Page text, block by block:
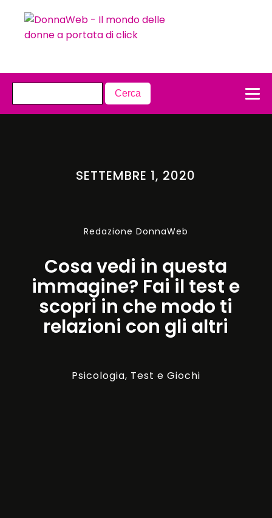
SETTEMBRE 1, 2020
Redazione DonnaWeb
Cosa vedi in questa
immagine? Fai il test e
scopri in che modo ti
relazioni con gli altri
Psicologia, Test e Giochi